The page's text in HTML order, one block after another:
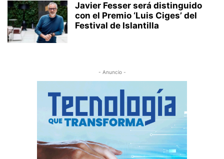
Javier Fesser será distinguido
con el Premio ‘Luis Ciges’ del
Festival de Islantilla
- Anuncio -